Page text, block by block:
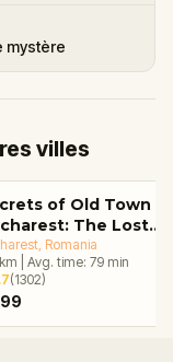
mystère
villes
of Old Town
The Lost
Adventure
, Romania
km Avg. time: 79 min
(1302)